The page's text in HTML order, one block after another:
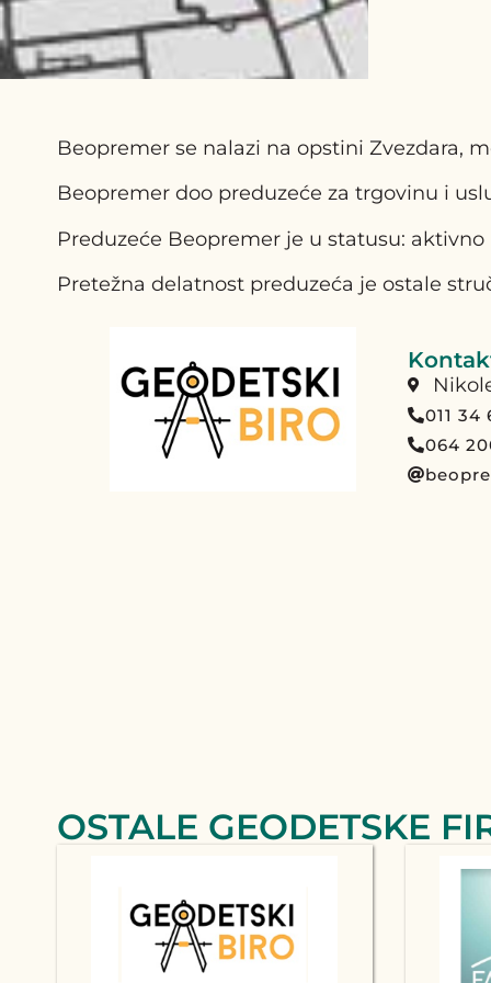
Beopremer se nalazi na opstini Zvezdara,
Beopremer doo preduzeće za trgovinu i
Preduzeće Beopremer je u statusu:
Pretežna delatnost preduzeća je ostale
011 34
064
OSTALE GEODETSKE